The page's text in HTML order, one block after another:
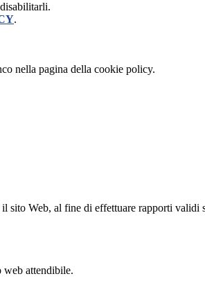
.
nella pagina della cookie policy.
sito Web, al fine di effettuare rapporti
attendibile.